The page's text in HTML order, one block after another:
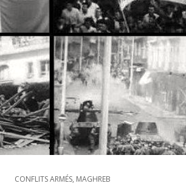
CONFLITS ARMÉS, MAGHREB